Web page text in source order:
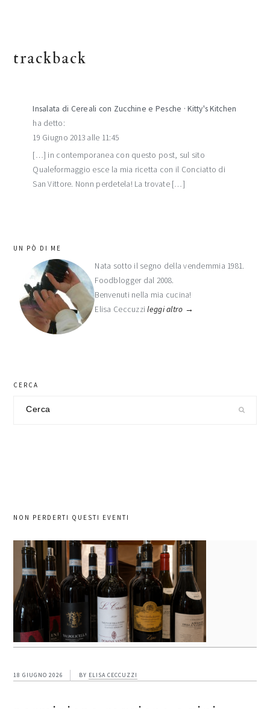
trackback
Insalata di Cereali con Zucchine e Pesche · Kitty's Kitchen
ha detto:
19 Giugno 2013 alle 11:45
[…] in contemporanea con questo post, sul sito
Qualeformaggio esce la mia ricetta con il Conciatto di
San Vittore. Nonn perdetela! La trovate […]
barra
laterale
primaria
UN PÒ DI ME
Nata sotto il segno della vendemmia 1981.
Foodblogger dal 2008.
Benvenuti nella mia cucina!
Elisa Ceccuzzileggi altro →
CERCA
NON PERDERTI QUESTI EVENTI
18 GIUGNO 2026 BY ELISA CECCUZZI